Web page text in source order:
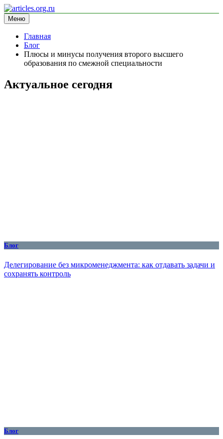
Перейти
к
содержимому
articles.org.ru
информационный сайт
Меню
Главная
Блог
Плюсы и минусы получения второго высшего
образования по смежной специальности
Актуальное сегодня
Блог
Делегирование без микроменеджмента: как отдавать задачи и
сохранять контроль
Блог